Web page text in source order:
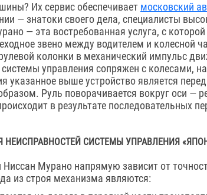
Их сервис обеспечивает московский
— знатоки своего дела, специалисты
— эта востребованная услуга, с
звено между водителем и колесной
колонки в механический импульс
управления сопряжен с колесами,
указанное выше устройство является
Руль поворачивается вокруг оси —
в результате последовательных
НЕИСПРАВНОСТЕЙ СИСТЕМЫ УПРАВЛЕНИЯ
Мурано напрямую зависит от
из строя механизма являются: